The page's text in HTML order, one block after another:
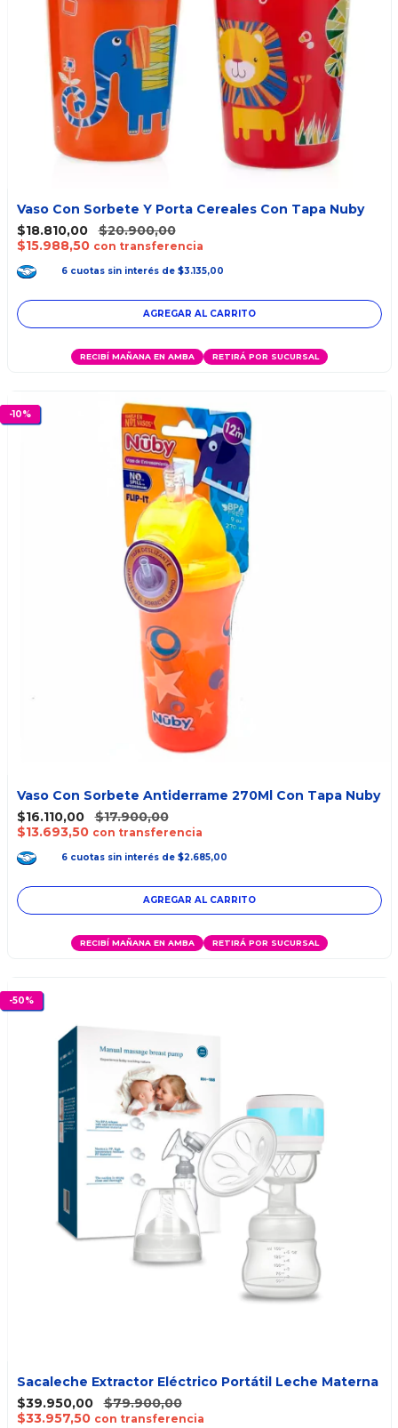
Vaso Con Sorbete Y Porta Cereales Con Tapa Nuby
$18.810,00
$20.900,00
$15.988,50 con transferencia
6 cuotas sin interés de $3.135,00
RECIBÍ MAÑANA EN AMBA RETIRÁ POR SUCURSAL
-10%
Vaso Con Sorbete Antiderrame 270Ml Con Tapa Nuby
$16.110,00
$17.900,00
$13.693,50 con transferencia
6 cuotas sin interés de $2.685,00
RECIBÍ MAÑANA EN AMBA RETIRÁ POR SUCURSAL
-50%
Sacaleche Extractor Eléctrico Portátil Leche Materna
$39.950,00
$79.900,00
$33.957,50 con transferencia